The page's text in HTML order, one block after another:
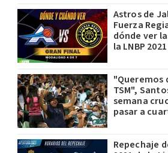
Astros de
Fuerza
dónde ver
la LNBP 2021
"Queremos
TSM",
semana
pasar a
Repechaje